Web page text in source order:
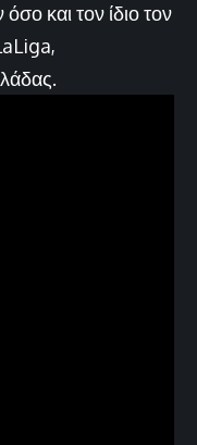
και τον ίδιο τον